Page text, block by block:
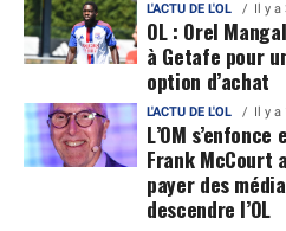
L'ACTU DE L'OL Il y a
OL : Orel
à Getafe pour
option d’achat
L'ACTU DE L'OL Il y a
L’OM s’enfonce
Frank McCourt
payer des
descendre l’OL